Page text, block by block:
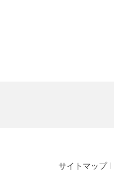
サイトマップ